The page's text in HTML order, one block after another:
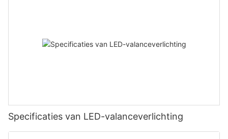
Specificaties van LED-valanceverlichting